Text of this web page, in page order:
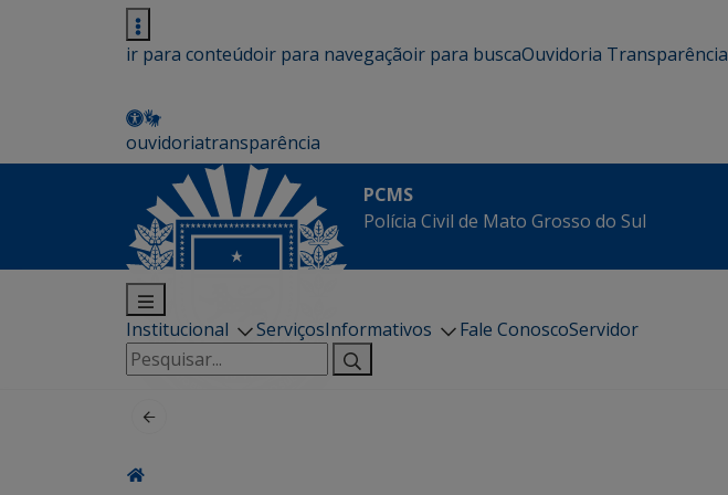
ir para conteúdoir para navegaçãoir para buscaOuvidoria Transparência
ouvidoriatransparência
PCMS
Polícia Civil de Mato Grosso do Sul
Institucional ServiçosInformativos Fale ConoscoServidor
Pesquisar
por: